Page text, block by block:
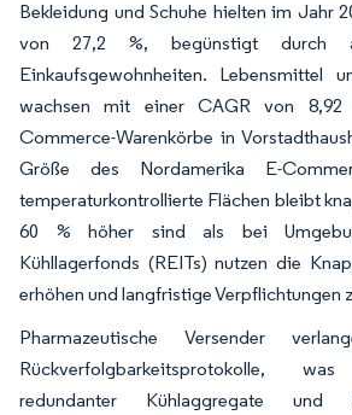
Bekleidung und Schuhe hielten im Jahr
von 27,2 %, begünstigt durch
Einkaufsgewohnheiten. Lebensmittel
wachsen mit einer CAGR von
Commerce-Warenkörbe in
Größe des Nordamerika E-
temperaturkontrollierte Flächen bleibt
60 % höher sind als bei
Kühllagerfonds (REITs) nutzen die
erhöhen und langfristige Verpflichtungen
Pharmazeutische Versender
Rückverfolgbarkeitsprotokolle,
redundanter Kühlaggregate und